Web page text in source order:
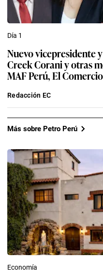
Día 1
Nuevo vicepresidente
Creek Corani y otras
MAF Perú, El
Redacción EC
Más sobre Petro Perú
Economía